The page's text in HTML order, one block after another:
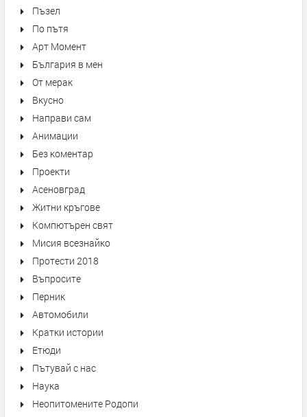
Пъзел
По пътя
Арт Момент
България в мен
От мерак
Вкусно
Направи сам
Анимации
Без коментар
Проекти
Асеновград
Житни кръгове
Компютърен свят
Мисия всезнайко
Протести 2018
Въпросите
Перник
Автомобили
Кратки истории
Етюди
Пътувай с нас
Наука
Неопитомените Родопи